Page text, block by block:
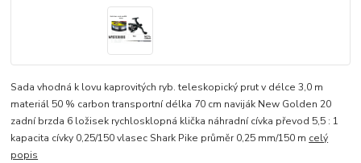
Sada vhodná k lovu kaprovitých ryb. teleskopický prut v délce 3,0 m
materiál 50 % carbon transportní délka 70 cm naviják New Golden 20
zadní brzda 6 ložisek rychlosklopná klička náhradní cívka převod 5,5 : 1
kapacita cívky 0,25/150 vlasec Shark Pike průměr 0,25 mm/150 m celý
popis